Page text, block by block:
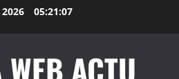
05:21:08
ACTU